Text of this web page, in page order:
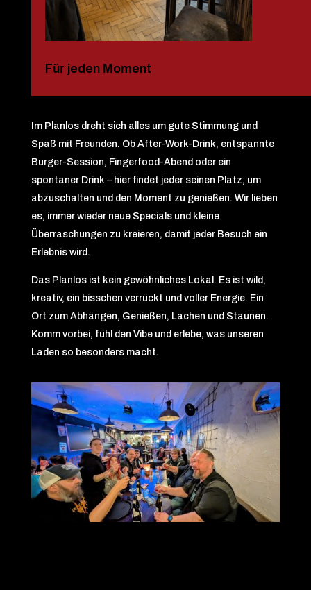
Für jeden Moment
Im Planlos dreht sich alles um gute Stimmung und
Spaß mit Freunden. Ob After-Work-Drink, entspannte
Burger-Session, Fingerfood-Abend oder ein
spontaner Drink – hier findet jeder seinen Platz, um
abzuschalten und den Moment zu genießen. Wir lieben
es, immer wieder neue Specials und kleine
Überraschungen zu kreieren, damit jeder Besuch ein
Erlebnis wird.
Das Planlos ist kein gewöhnliches Lokal. Es ist wild,
kreativ, ein bisschen verrückt und voller Energie. Ein
Ort zum Abhängen, Genießen, Lachen und Staunen.
Komm vorbei, fühl den Vibe und erlebe, was unseren
Laden so besonders macht.